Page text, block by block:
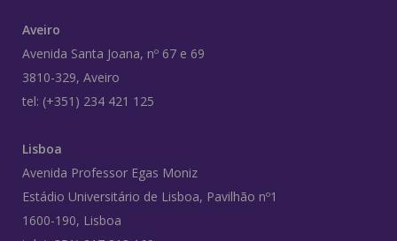
Aveiro
Avenida Santa Joana, nº 67 e 69
3810-329, Aveiro
tel: (+351) 234 421 125
Lisboa
Avenida Professor Egas Moniz
Estádio Universitário de Lisboa, Pavilhão nº1
1600-190, Lisboa